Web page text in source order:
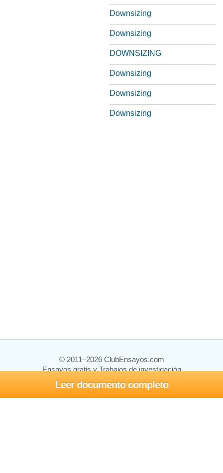
Leer documento completo
Downsizing
Downsizing
DOWNSIZING
Downsizing
Downsizing
Downsizing
© 2011–2026 ClubEnsayos.com
Ensayos gratis y Trabajos de investigación